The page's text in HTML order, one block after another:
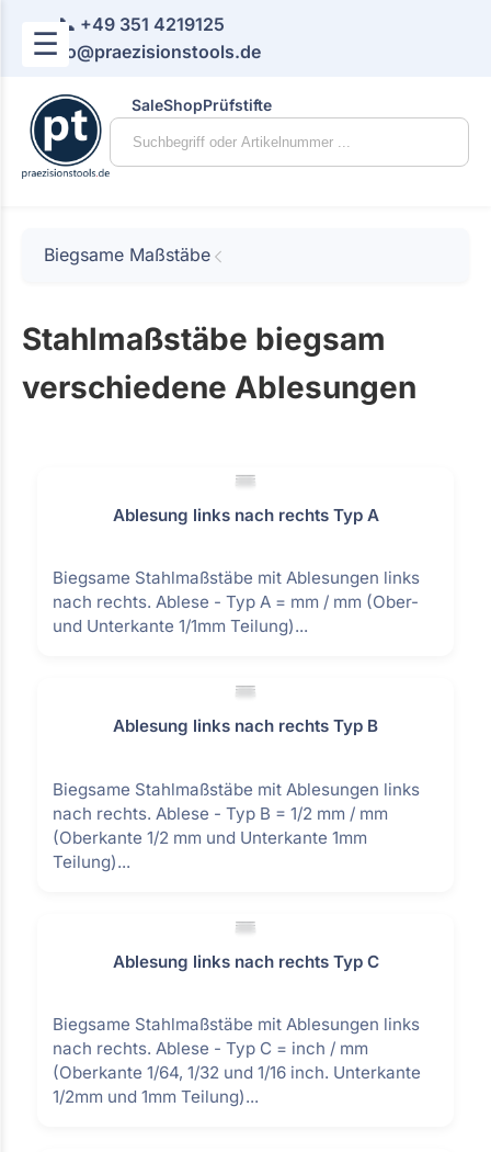
☰
📞 +49 351 4219125
📧 info@praezisionstools.de
SaleShopPrüfstifte
Biegsame Maßstäbe
Stahlmaßstäbe biegsam
verschiedene Ablesungen
Ablesung links nach rechts Typ A
Biegsame Stahlmaßstäbe mit Ablesungen links
nach rechts. Ablese - Typ A = mm / mm (Ober-
und Unterkante 1/1mm Teilung)...
Ablesung links nach rechts Typ B
Biegsame Stahlmaßstäbe mit Ablesungen links
nach rechts. Ablese - Typ B = 1/2 mm / mm
(Oberkante 1/2 mm und Unterkante 1mm
Teilung)...
Ablesung links nach rechts Typ C
Biegsame Stahlmaßstäbe mit Ablesungen links
nach rechts. Ablese - Typ C = inch / mm
(Oberkante 1/64, 1/32 und 1/16 inch. Unterkante
1/2mm und 1mm Teilung)...